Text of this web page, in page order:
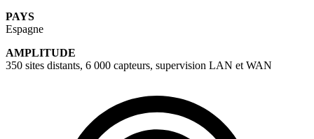
PAYS
Espagne
AMPLITUDE
350 sites distants, 6 000 capteurs, supervision LAN et WAN